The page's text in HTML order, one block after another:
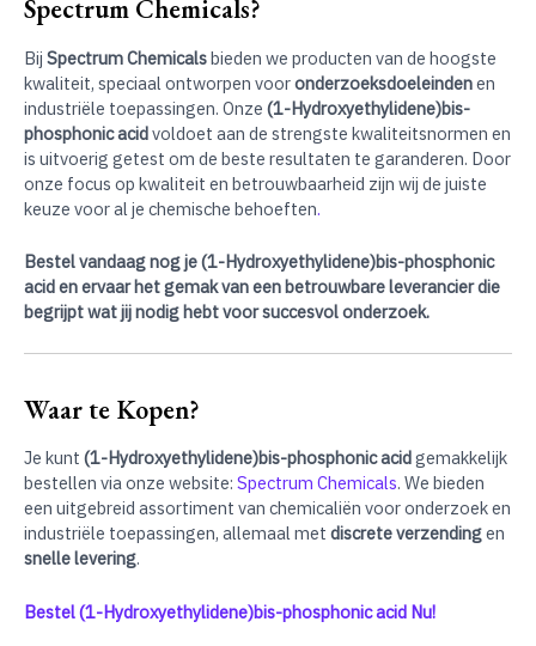
Spectrum Chemicals?
Bij Spectrum Chemicalsbieden we producten van de hoogste
kwaliteit, speciaal ontworpen vooronderzoeksdoeleindenen
industriële toepassingen. Onze (1-Hydroxyethylidene)bis-
phosphonic acidvoldoet aan de strengste kwaliteitsnormen en
is uitvoerig getest om de beste resultaten te garanderen. Door
onze focus op kwaliteit en betrouwbaarheid zijn wij de juiste
keuze voor al je chemische behoeften.
Bestel vandaag nog je (1-Hydroxyethylidene)bis-phosphonic
acid en ervaar het gemak van een betrouwbare leverancier die
begrijpt wat jij nodig hebt voor succesvol onderzoek.
Waar te Kopen?
Je kunt (1-Hydroxyethylidene)bis-phosphonic acidgemakkelijk
bestellen via onze website: Spectrum Chemicals. We bieden
een uitgebreid assortiment van chemicaliën voor onderzoek en
industriële toepassingen, allemaal met discrete verzendingen
snelle levering.
Bestel (1-Hydroxyethylidene)bis-phosphonic acid Nu!